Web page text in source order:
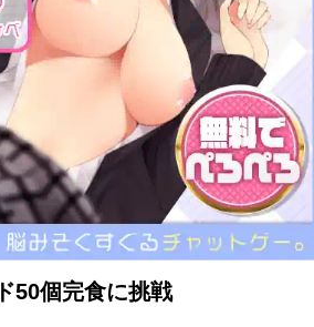
50個完食に挑戦